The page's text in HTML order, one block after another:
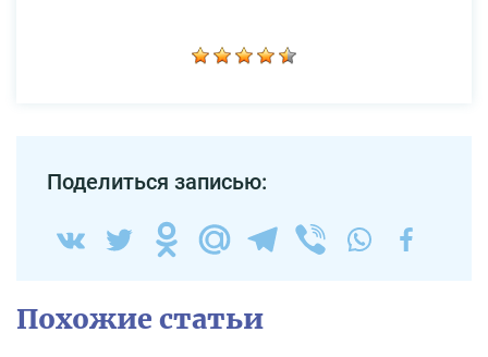
Поделиться записью:
Похожие статьи